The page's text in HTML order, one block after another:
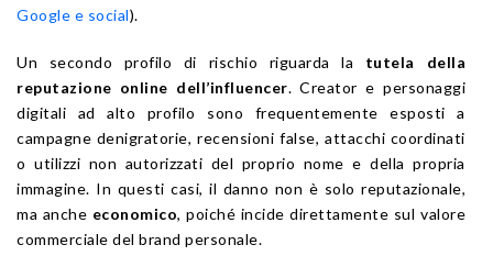
Google e social).
Un secondo profilo di rischio riguarda la tutela della
reputazione online dell’influencer. Creator e personaggi
digitali ad alto profilo sono frequentemente esposti a
campagne denigratorie, recensioni false, attacchi coordinati
o utilizzi non autorizzati del proprio nome e della propria
immagine. In questi casi, il danno non è solo reputazionale,
ma anche economico, poiché incide direttamente sul valore
commerciale del brand personale.